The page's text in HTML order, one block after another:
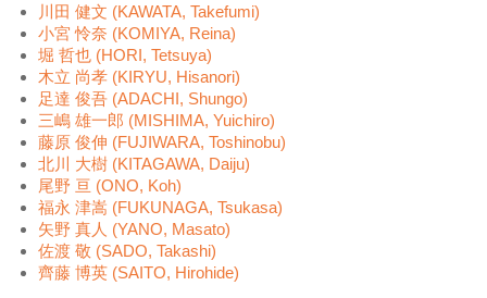
川田 健文 (KAWATA, Takefumi)
小宮 怜奈 (KOMIYA, Reina)
堀 哲也 (HORI, Tetsuya)
木立 尚孝 (KIRYU, Hisanori)
足達 俊吾 (ADACHI, Shungo)
三嶋 雄一郎 (MISHIMA, Yuichiro)
藤原 俊伸 (FUJIWARA, Toshinobu)
北川 大樹 (KITAGAWA, Daiju)
尾野 亘 (ONO, Koh)
福永 津嵩 (FUKUNAGA, Tsukasa)
矢野 真人 (YANO, Masato)
佐渡 敬 (SADO, Takashi)
齊藤 博英 (SAITO, Hirohide)